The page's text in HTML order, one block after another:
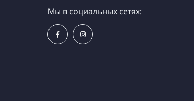
Мы в социальных сетях: